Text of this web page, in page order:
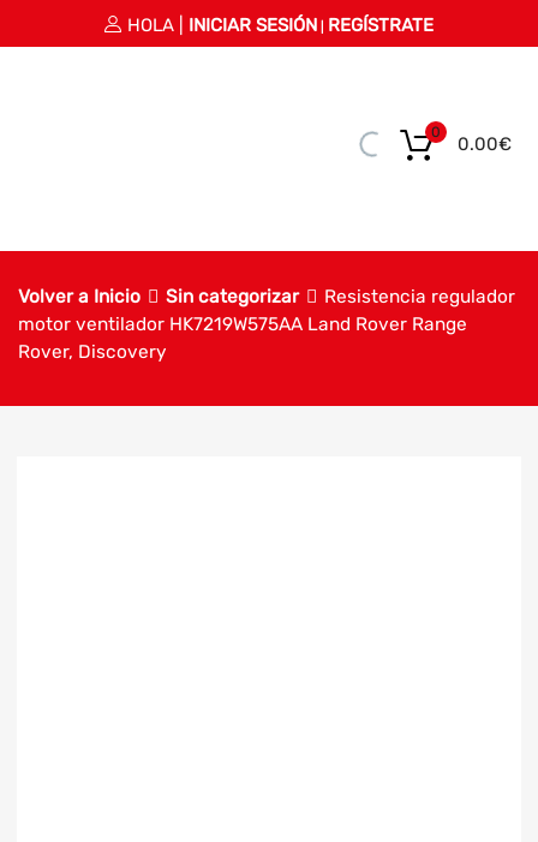
HOLA | INICIAR SESIÓN REGÍSTRATE
0.00€
0
Volver a Inicio Sin categorizar
Resistencia regulador
motor ventilador HK7219W575AA Land Rover Range
Rover, Discovery